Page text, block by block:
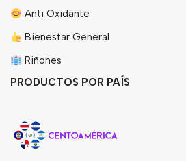
Anti Oxidante
Bienestar General
Riñones
PRODUCTOS POR PAÍS